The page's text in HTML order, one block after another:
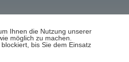
Termin/Absage